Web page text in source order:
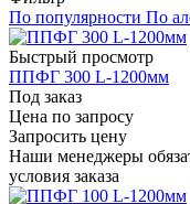
По популярности По
Быстрый просмотр
ППФГ 300 L-1200мм
Под заказ
Цена по запросу
Запросить цену
Наши менеджеры
условия заказа